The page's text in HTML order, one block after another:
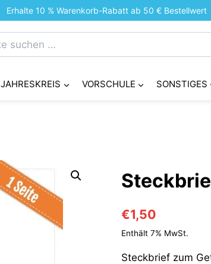
Erhalte 10 % Warenkorb-Rabatt ab 50 € Bestellwert
JAHRESKREIS VORSCHULE SONSTIGES
€1,50
Enthält 7% MwSt.
Steckbrief zum